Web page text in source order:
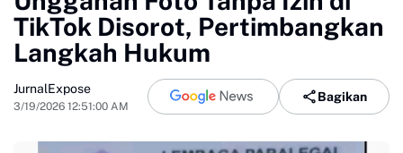
TikTok Disorot, Pertimbangkan
Langkah Hukum
JurnalExpose
3/19/2026 12:51:00 AM
Bagikan